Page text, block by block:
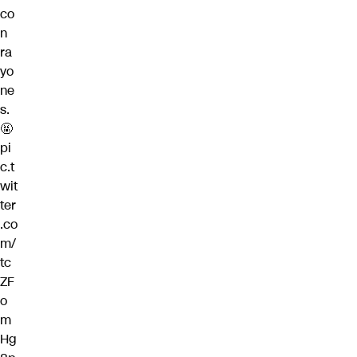
co
n
ra
yo
ne
s.
🤬
pi
c.t
wit
ter
.co
m/
tc
ZF
o
m
Hg